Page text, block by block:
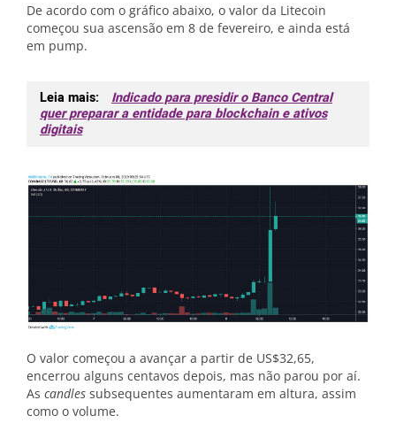
De acordo com o gráfico abaixo, o valor da Litecoin
começou sua ascensão em 8 de fevereiro, e ainda está
em pump.
Leia mais:
Indicado para presidir o Banco Central
quer preparar a entidade para blockchain e ativos
digitais
O valor começou a avançar a partir de US$32,65,
encerrou alguns centavos depois, mas não parou por aí.
As candles subsequentes aumentaram em altura, assim
como o volume.